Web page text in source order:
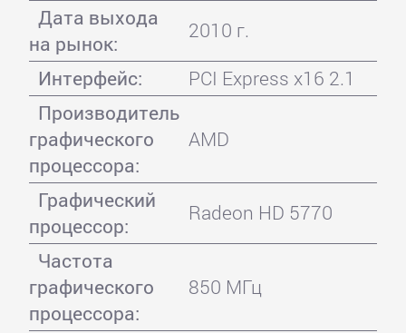
Дата выхода
на рынок:
2010 г.
Интерфейс:
PCI Express x16 2.1
Производитель
графического
процессора:
AMD
Графический
процессор:
Radeon HD 5770
Частота
графического
процессора:
850 МГц